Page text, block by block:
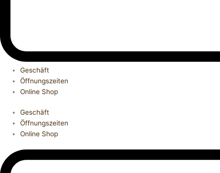
Geschäft
Öffnungszeiten
Online Shop
Geschäft
Öffnungszeiten
Online Shop